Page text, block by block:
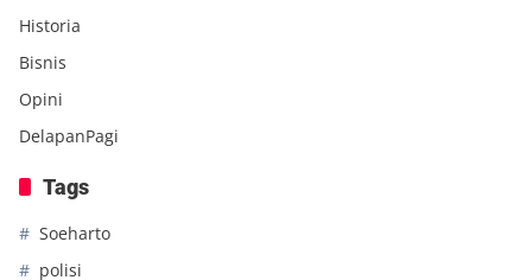
Historia
Bisnis
Opini
DelapanPagi
Tags
Soeharto
polisi